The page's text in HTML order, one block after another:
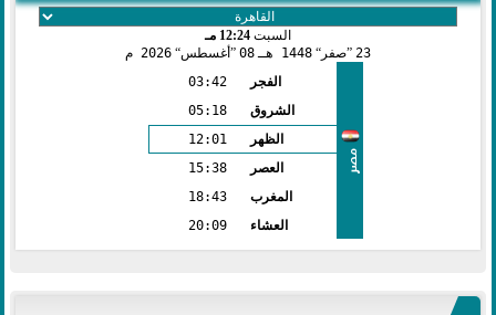
السبت 12:24 مـ
23 صفر 1448 هـ 08 أغسطس 2026 م
مصر
الفجر
03:42
الشروق
05:18
الظهر
12:01
العصر
15:38
المغرب
18:43
العشاء
20:09